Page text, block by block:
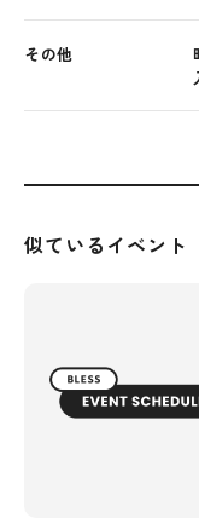
その他
似ているイベント